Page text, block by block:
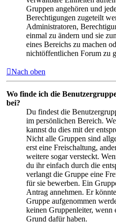
Gruppen angehören und
Berechtigungen zugeteilt
Administratoren,
einmal zu ändern und sie
eines Bereichs zu machen
nichtöffentlichen Forum zu
Nach oben
Wo finde ich die
bei?
Du findest die
im persönlichen Bereich.
kannst du dies mit der
Nicht alle Gruppen sind
erst eine Freischaltung,
weitere sogar versteckt.
du ihr einfach durch die
verlangt die Gruppe eine
für sie bewerben. Ein
Antrag annehmen. Er
Gruppe aufgenommen
keinen Gruppenleiter, wenn
Grund dafür haben.